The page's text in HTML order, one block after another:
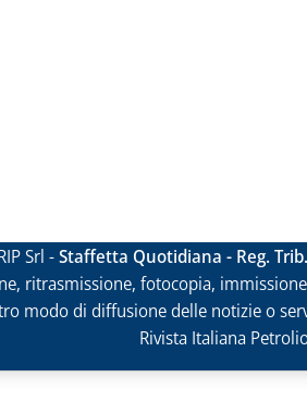
Srl -Staffetta Quotidiana - Reg.
ritrasmissione, fotocopia,
modo di diffusione delle notizie o
Rivista Italiana